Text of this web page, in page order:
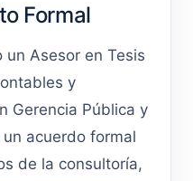
Formal
un Asesor en Tesis
y
Gerencia Pública y
acuerdo formal
de la consultoría,